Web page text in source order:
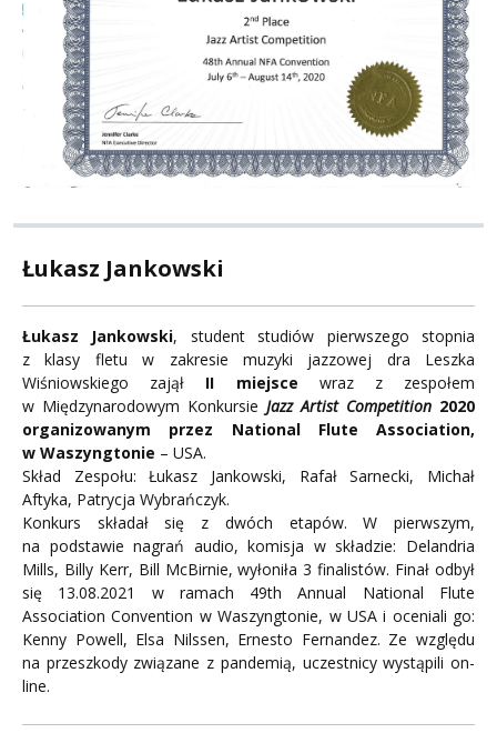
Łukasz Jankowski
Łukasz Jankowski, student studiów pierwszego stopnia
z klasy fletu w zakresie muzyki jazzowej dra Leszka
Wiśniowskiego zajął II miejsce wraz z zespołem
w Międzynarodowym Konkursie Jazz Artist Competition 2020
organizowanym przez National Flute Association,
w Waszyngtonie – USA.
Skład Zespołu: Łukasz Jankowski, Rafał Sarnecki, Michał
Aftyka, Patrycja Wybrańczyk.
Konkurs składał się z dwóch etapów. W pierwszym,
na podstawie nagrań audio, komisja w składzie: Delandria
Mills, Billy Kerr, Bill McBirnie, wyłoniła 3 finalistów. Finał odbył
się 13.08.2021 w ramach 49th Annual National Flute
Association Convention w Waszyngtonie, w USA i oceniali go:
Kenny Powell, Elsa Nilssen, Ernesto Fernandez. Ze względu
na przeszkody związane z pandemią, uczestnicy wystąpili on-
line.